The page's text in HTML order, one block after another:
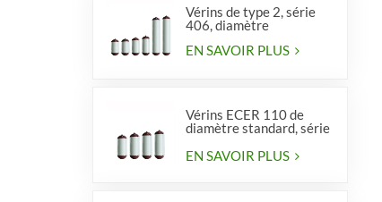
Vérins de type 2, série
406, diamètre
EN SAVOIR PLUS
Vérins ECER 110 de
diamètre standard, série
EN SAVOIR PLUS